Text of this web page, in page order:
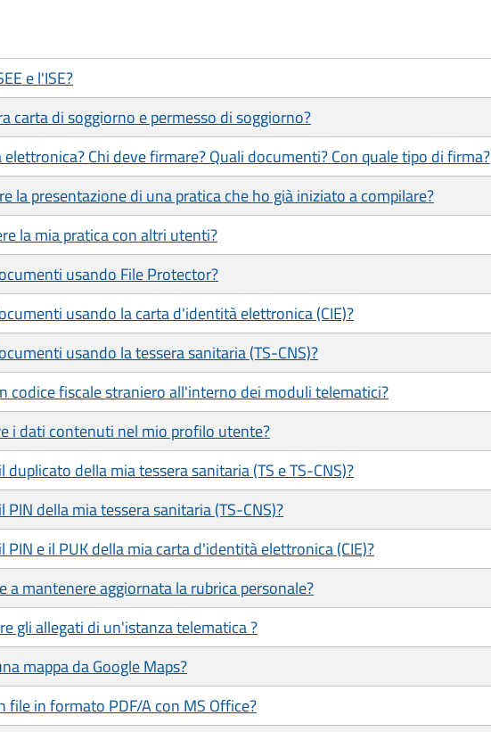
e l'ISE?
carta di soggiorno e permesso di soggiorno?
Chi deve firmare? Quali documenti? Con quale tipo di firma?
la presentazione di una pratica che ho già iniziato a compilare?
la mia pratica con altri utenti?
usando File Protector?
usando la carta d'identità elettronica (CIE)?
usando la tessera sanitaria (TS-CNS)?
codice fiscale straniero all'interno dei moduli telematici?
i dati contenuti nel mio profilo utente?
della mia tessera sanitaria (TS e TS-CNS)?
della mia tessera sanitaria (TS-CNS)?
e il PUK della mia carta d'identità elettronica (CIE)?
a mantenere aggiornata la rubrica personale?
gli allegati di un'istanza telematica ?
mappa da Google Maps?
file in formato PDF/A con MS Office?